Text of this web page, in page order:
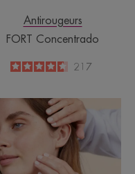
Antirougeurs
FORT Concentrado
4.6
/
5
217
MEN
Cuidado
Hidratante
Antirrugas